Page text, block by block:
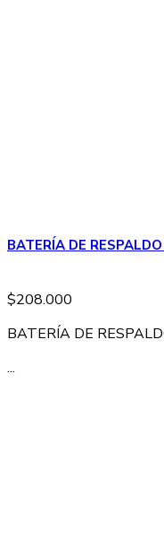
BATERÍA DE
$208.000
BATERÍA DE
...